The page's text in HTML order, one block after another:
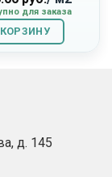
для заказа
д. 145​